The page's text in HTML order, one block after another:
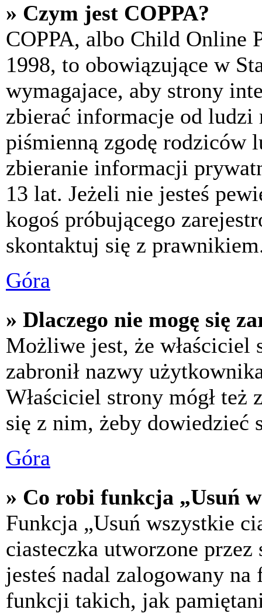
» Czym jest COPPA?
COPPA, albo Child Online
1998, to obowiązujące w
wymagajace, aby strony
zbierać informacje od
piśmienną zgodę rodziców
zbieranie informacji
13 lat. Jeżeli nie jesteś
kogoś próbującego
skontaktuj się z
Góra
» Dlaczego nie mogę się
Możliwe jest, że właściciel
zabronił nazwy
Właściciel strony mógł
się z nim, żeby dowiedzieć
Góra
» Co robi funkcja „Usuń
Funkcja „Usuń wszystkie
ciasteczka utworzone
jesteś nadal zalogowany
funkcji takich, jak